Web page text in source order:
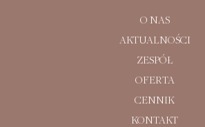
O NAS
AKTUALNOŚCI
ZESPÓŁ
OFERTA
CENNIK
KONTAKT